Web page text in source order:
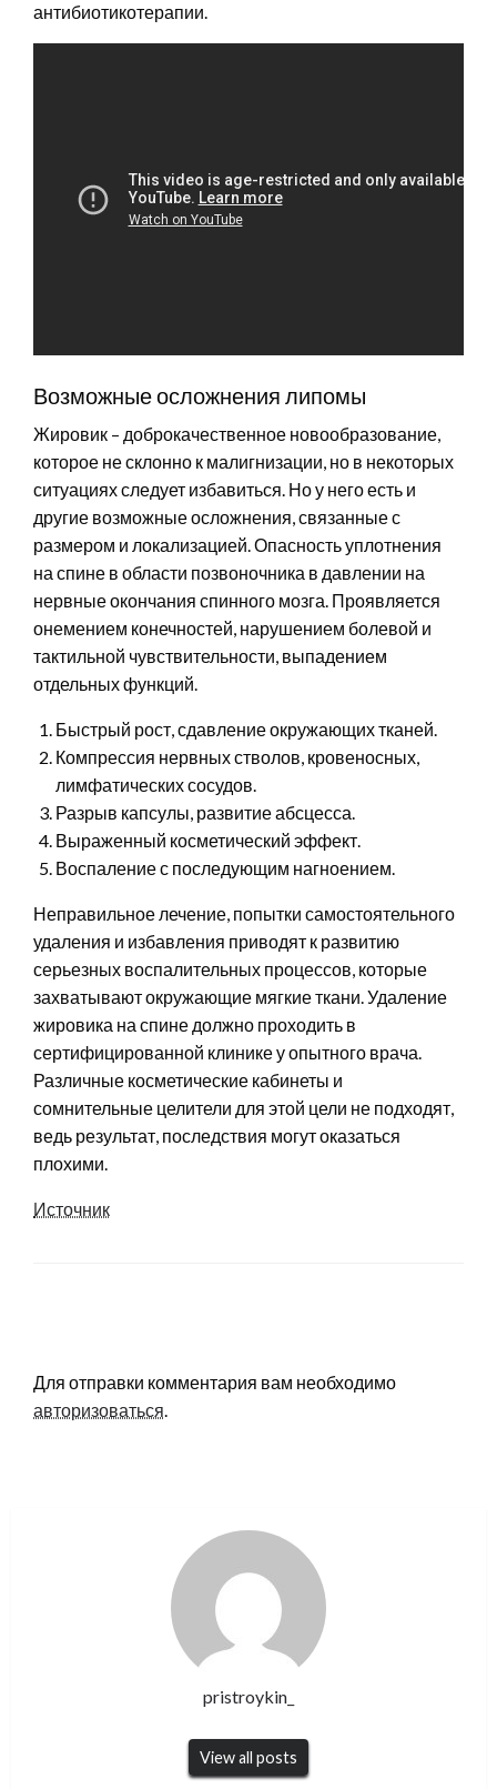
антибиотикотерапии.
Возможные осложнения липомы
Жировик – доброкачественное новообразование,
которое не склонно к малигнизации, но в некоторых
ситуациях следует избавиться. Но у него есть и
другие возможные осложнения, связанные с
размером и локализацией. Опасность уплотнения
на спине в области позвоночника в давлении на
нервные окончания спинного мозга. Проявляется
онемением конечностей, нарушением болевой и
тактильной чувствительности, выпадением
отдельных функций.
Быстрый рост, сдавление окружающих тканей.
Компрессия нервных стволов, кровеносных,
лимфатических сосудов.
Разрыв капсулы, развитие абсцесса.
Выраженный косметический эффект.
Воспаление с последующим нагноением.
Неправильное лечение, попытки самостоятельного
удаления и избавления приводят к развитию
серьезных воспалительных процессов, которые
захватывают окружающие мягкие ткани. Удаление
жировика на спине должно проходить в
сертифицированной клинике у опытного врача.
Различные косметические кабинеты и
сомнительные целители для этой цели не подходят,
ведь результат, последствия могут оказаться
плохими.
Источник
Для отправки комментария вам необходимо
авторизоваться.
pristroykin_
View all posts